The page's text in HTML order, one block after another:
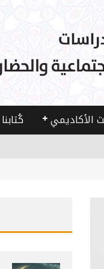
الأكاديمي كُتابنا